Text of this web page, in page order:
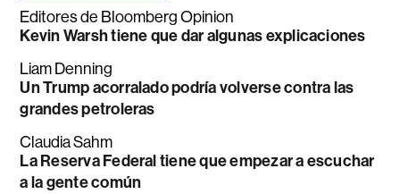
Editores de Bloomberg Opinion
Kevin Warsh tiene que dar algunas explicaciones
Liam Denning
Un Trump acorralado podría volverse contra las
grandes petroleras
Claudia Sahm
La Reserva Federal tiene que empezar a escuchar
a la gente común